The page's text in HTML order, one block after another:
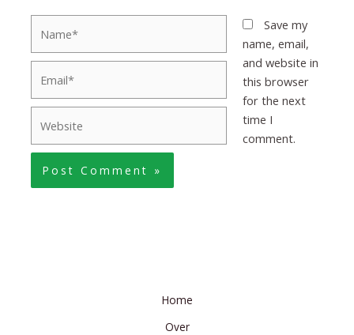
Save my
name, email,
and website in
this browser
for the next
time I
comment.
Home
Over